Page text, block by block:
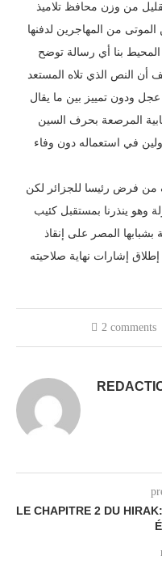
من وزن محافظ تلاميذ
الموتى من المهاجرين لدفنها
بنا أي رسالة توضح
أن النص الذي تلاه المستعد
ودون تمييز بين ما يقال
المرصعة بحرف السين
في استعماله دون وفاء
من فرض رئيسا للجزائر لكن
وهو ينذرنا بمستقبل كئيب
بشبابها المصر على إنقاذ
2 comments
LE CHAPITRE 2 DU